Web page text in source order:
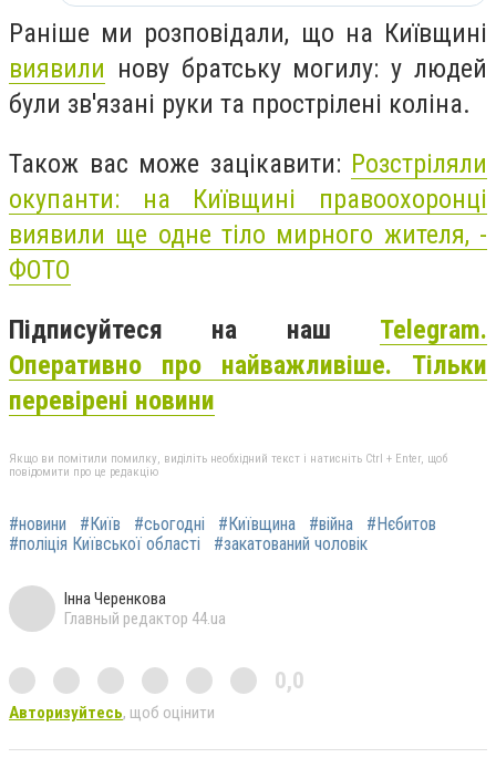
Раніше ми розповідали, що на Київщині
виявили нову братську могилу: у людей
були зв'язані руки та прострілені коліна.
Також вас може зацікавити: Розстріляли
окупанти: на Київщині правоохоронці
виявили ще одне тіло мирного жителя, -
ФОТО
Підписуйтеся на наш Telegram.
Оперативно про найважливіше. Тільки
перевірені новини
Якщо ви помітили помилку, виділіть необхідний текст і натисніть Ctrl + Enter, щоб
повідомити про це редакцію
#новини #Київ #сьогодні #Київщина #війна
#Нєбитов
#поліція Київської області
#закатований чоловік
Інна Черенкова
Главный редактор 44.ua
0,0
Авторизуйтесь, щоб оцінити